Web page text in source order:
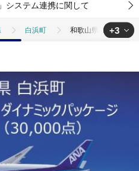
システム連携に関して
白浜町 和歌山県白浜町ANA
パッケージ旅行
+3